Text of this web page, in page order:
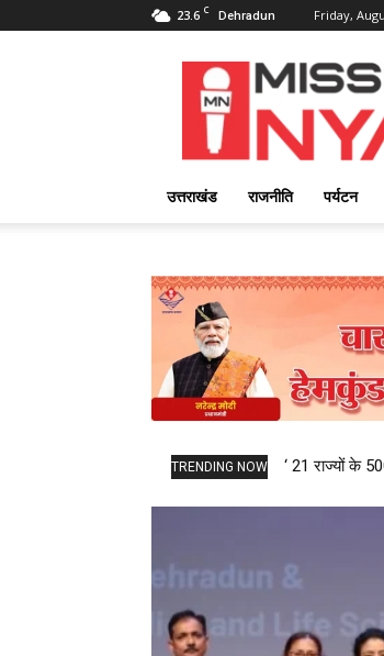
23.6 C Dehradun Friday,
Mission
Nyay
उत्तराखंड राजनीति पर्यटन
TRENDING NOW ‘ 21 राज्यों के